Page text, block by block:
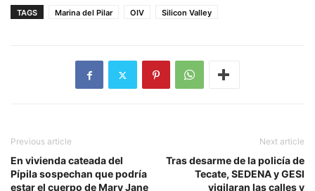
TAGS Marina del Pilar OIV Silicon Valley
Previous article
En vivienda cateada del
Pípila sospechan que podría
estar el cuerpo de Mary Jane
Next article
Tras desarme de la policía de
Tecate, SEDENA y GESI
vigilaran las calles y